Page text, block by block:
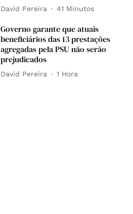
David Pereira 41 Minutos
Governo garante que atuais
beneficiários das 13 prestações
agregadas pela PSU não serão
prejudicados
David Pereira 1 Hora